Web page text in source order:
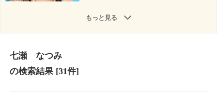
もっと見る
七瀬 なつみ
の検索結果[31件]